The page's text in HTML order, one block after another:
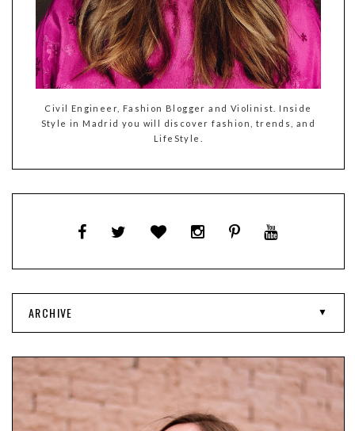
Civil Engineer, Fashion Blogger and Violinist. Inside
Style in Madrid you will discover fashion, trends, and
LifeStyle.
ARCHIVE